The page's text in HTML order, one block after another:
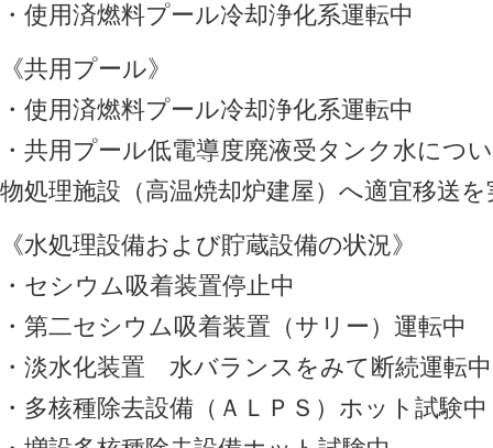
・使用済燃料プール冷却浄化系運転中
《共用プール》
・使用済燃料プール冷却浄化系運転中
・共用プール低電導度廃液受タンク水につ
物処理施設（高温焼却炉建屋）へ適宜移送を
《水処理設備および貯蔵設備の状況》
・セシウム吸着装置停止中
・第二セシウム吸着装置（サリー）運転中
・淡水化装置 水バランスをみて断続運転中
・多核種除去設備（ＡＬＰＳ）ホット試験中